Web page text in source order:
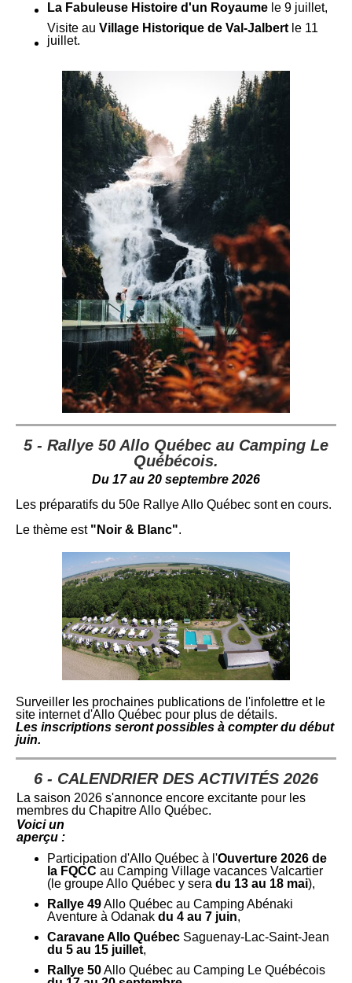
La Fabuleuse Histoire d'un Royaume le 9 juillet,
Visite au Village Historique de Val-Jalbert le 11
juillet.
5 - Rallye 50 Allo Québec au Camping Le
Québécois.
Du 17 au 20 septembre 2026
Les préparatifs du 50e Rallye Allo Québec sont en cours.
Le thème est "Noir & Blanc".
Surveiller les prochaines publications de l'infolettre et le
site internet d'Allo Québec pour plus de détails.
Les inscriptions seront possibles à compter du début
juin.
6 - CALENDRIER DES ACTIVITÉS 2026
La saison 2026 s'annonce encore excitante pour les
membres du Chapitre Allo Québec.
Voici un
aperçu :
Participation d'Allo Québec à l'Ouverture 2026 de
la FQCC au Camping Village vacances Valcartier
(le groupe Allo Québec y sera du 13 au 18 mai),
Rallye 49Allo Québec au Camping Abénaki
Aventure à Odanak du 4 au 7 juin,
Caravane Allo Québec Saguenay-Lac-Saint-Jean
du 5 au 15 juillet,
Rallye 50Allo Québec au Camping Le Québécois